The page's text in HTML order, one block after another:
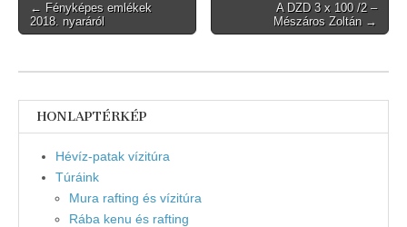
Post
navigation
← Fényképes emlékek
2018. nyaráról
A DZD 3 x 100 /2 –
Mészáros Zoltán →
HONLAPTÉRKÉP
Hévíz-patak vízitúra
Túráink
Mura rafting és vízitúra
Rába kenu és rafting